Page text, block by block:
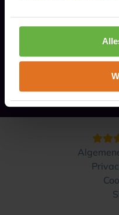
Onze opslaglocaties
Hoe werkt het?